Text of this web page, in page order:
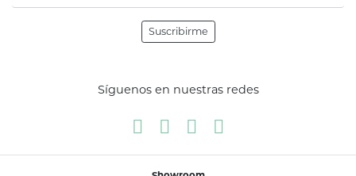
Suscribirme
Síguenos en nuestras redes